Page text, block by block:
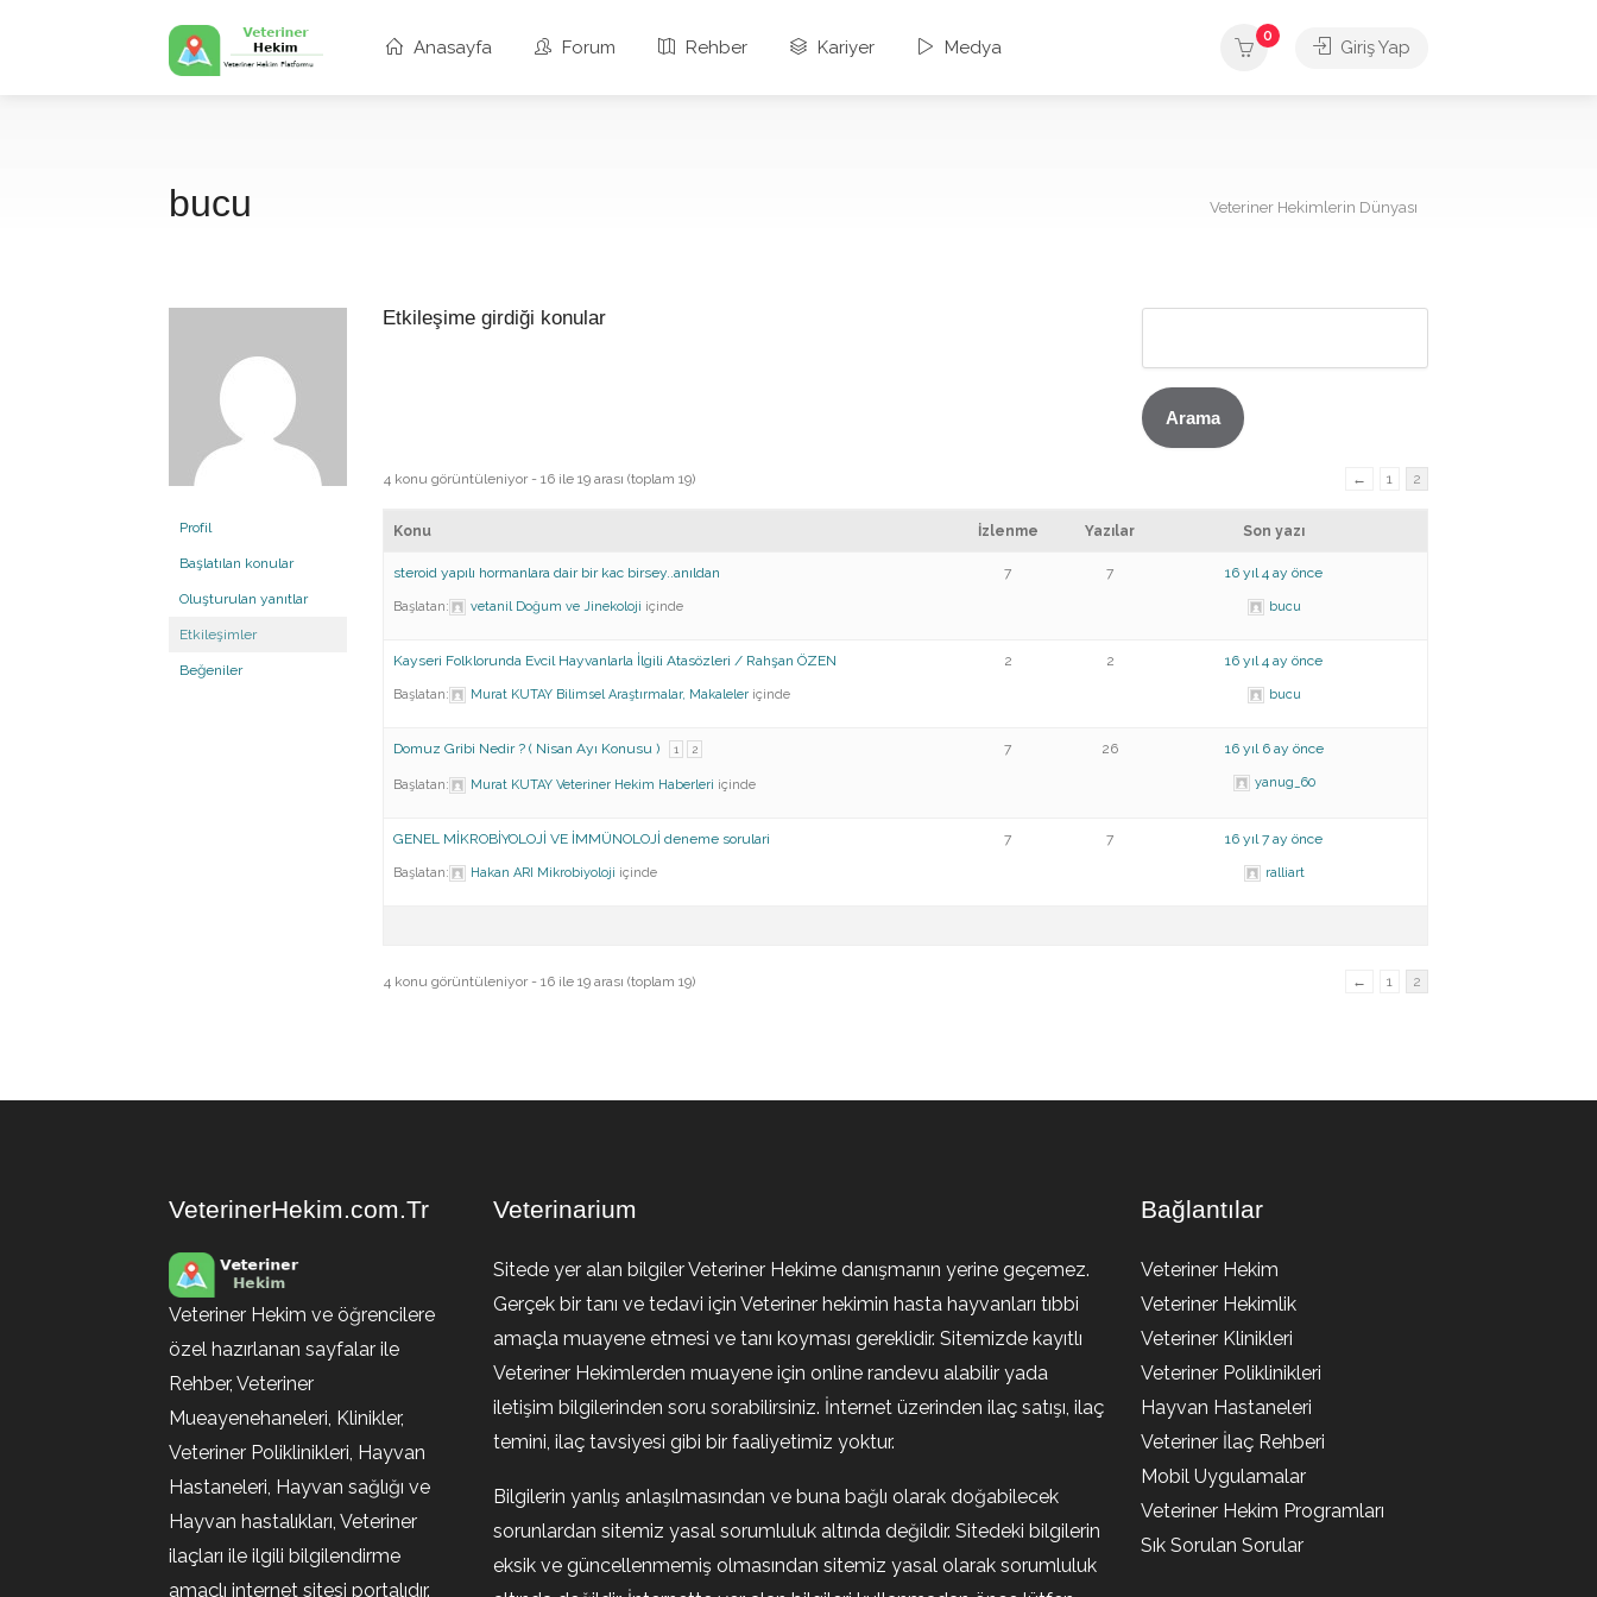
Anasayfa Forum Rehber Kariyer Medya
0
Giriş Yap
bucu Veteriner Hekimlerin Dünyası
Profil
Başlatılan konular
Oluşturulan yanıtlar
Etkileşimler
Beğeniler
Etkileşime girdiği konular
4 konu görüntüleniyor - 16 ile 19 arası (toplam 19) ← 1 2
Konu İzlenme Yazılar Son yazı
steroid yapılı hormanlara dair bir kac birsey..anıldan
Başlatan: vetanil Doğum ve Jinekoloji içinde
7 7 16 yıl 4 ay önce
bucu
Kayseri Folklorunda Evcil Hayvanlarla İlgili Atasözleri / Rahşan ÖZEN
Başlatan: Murat KUTAY Bilimsel Araştırmalar, Makaleler içinde
2 2 16 yıl 4 ay önce
bucu
Domuz Gribi Nedir ? ( Nisan Ayı Konusu ) 1 2
Başlatan: Murat KUTAY Veteriner Hekim Haberleri içinde
7 26 16 yıl 6 ay önce
yanug_60
GENEL MİKROBİYOLOJİ VE İMMÜNOLOJİ deneme sorulari
Başlatan: Hakan ARI Mikrobiyoloji içinde
7 7 16 yıl 7 ay önce
ralliart
4 konu görüntüleniyor - 16 ile 19 arası (toplam 19) ← 1 2
VeterinerHekim.com.Tr
Veteriner Hekim ve öğrencilere
özel hazırlanan sayfalar ile
Rehber, Veteriner
Mueayenehaneleri, Klinikler,
Veteriner Poliklinikleri, Hayvan
Hastaneleri, Hayvan sağlığı ve
Hayvan hastalıkları, Veteriner
ilaçları ile ilgili bilgilendirme
amaçlı internet sitesi portalıdır.
Veterinarium
Sitede yer alan bilgiler Veteriner Hekime danışmanın yerine geçemez.
Gerçek bir tanı ve tedavi için Veteriner hekimin hasta hayvanları tıbbi
amaçla muayene etmesi ve tanı koyması gereklidir. Sitemizde kayıtlı
Veteriner Hekimlerden muayene için online randevu alabilir yada
iletişim bilgilerinden soru sorabilirsiniz. İnternet üzerinden ilaç satışı, ilaç
temini, ilaç tavsiyesi gibi bir faaliyetimiz yoktur.
Bilgilerin yanlış anlaşılmasından ve buna bağlı olarak doğabilecek
sorunlardan sitemiz yasal sorumluluk altında değildir. Sitedeki bilgilerin
eksik ve güncellenmemiş olmasından sitemiz yasal olarak sorumluluk
Bağlantılar
Veteriner Hekim
Veteriner Hekimlik
Veteriner Klinikleri
Veteriner Poliklinikleri
Hayvan Hastaneleri
Veteriner İlaç Rehberi
Mobil Uygulamalar
Veteriner Hekim Programları
Sık Sorulan Sorular